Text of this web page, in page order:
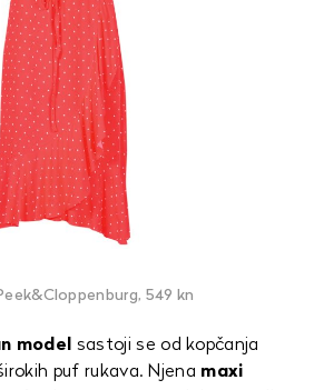
549 kn
model
sastoji se od kopčanja
puf rukava. Njena maxi